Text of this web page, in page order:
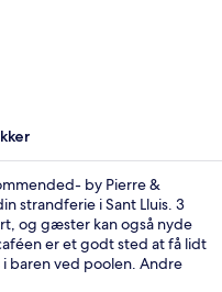
by Pierre &
strandferie i Sant Lluis. 3
og gæster kan også nyde
er et godt sted at få lidt
baren ved poolen. Andre